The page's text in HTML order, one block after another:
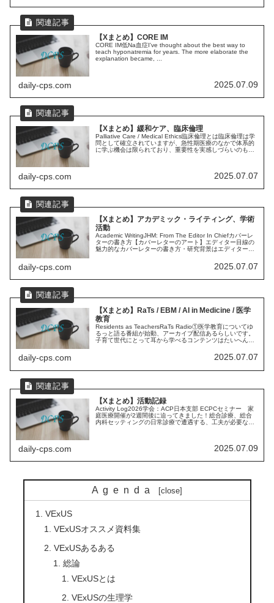
【Xまとめ】CORE IM
CORE IM低Na血症I've thought about the best way to
teach hyponatremia for years. The more elaborate the
explanation became, ...
daily-cps.com 2025.07.09
【Xまとめ】緩和ケア、臨床倫理
Palliative Care / Medical Ethics臨床倫理とは臨床倫理は学
問として確立されていますが、急性期医療のなかで体系的
に学ぶ機会は限られており、重要性を実感しづらいのも事
daily-cps.com 2025.07.07
【Xまとめ】アカデミック・ライティング、学術
活動
Academic WritingJHM: From The Editor In Chiefカバーレ
ターの書き方【カバーレターのアート】エディター目線の
魅力的なカバーレターの書き方・研究背景はエディターが
daily-cps.com 2025.07.07
【Xまとめ】RaTs / EBM / AI in Medicine / 医学
教育
Residents as TeachersRaTs Radio①医学教育についてゆ
るっと語る番組が始動、アーカイブ配信あるらしいです。
子育て世代にとって耳から学べるコンテンツはたいへんあ
daily-cps.com 2025.07.07
【Xまとめ】活動記録
Activity Log2026学会：ACP日本支部 ECPCセミナー 家
庭医療開催が2週間後に迫ってきました！総合診療、総合
内科セッティングの日常診療で遭遇する、工夫が必要なシ
daily-cps.com 2025.07.09
Agenda
VExUS
VExUSオススメ資料集
VExUSあるある
総論
VExUSとは
VExUSの生理学